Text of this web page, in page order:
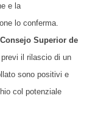
e la
lo conferma.
Superior de
il rilascio di un
sono positivi e
col potenziale